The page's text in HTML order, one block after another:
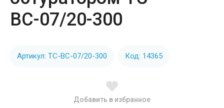
ВС-07/20-300
Артикул: ТС-ВС-07/20-300 Код: 14365
Добавить в избранное